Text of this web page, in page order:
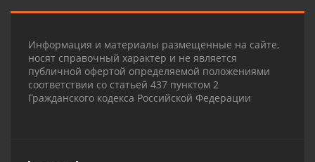
Информация и материалы размещенные на сайте,
носят справочный характер и не является
публичной офертой определяемой положениями
соответствии со статьей 437 пунктом 2
Гражданского кодекса Российской Федерации